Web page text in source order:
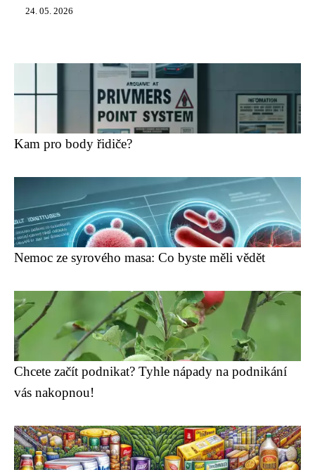
24. 05. 2026
Kam pro body řidiče?
Nemoc ze syrového masa: Co byste měli vědět
Chcete začít podnikat? Tyhle nápady na podnikání
vás nakopnou!